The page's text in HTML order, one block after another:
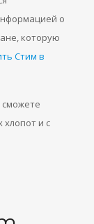
о
которую
Стим в
и с